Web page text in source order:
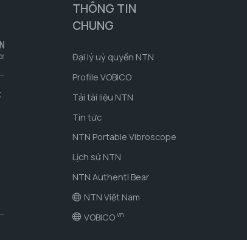
THÔNG TIN
CHUNG
Đại lý uỷ quyền NTN
Profile VOBICO
Tải tài liệu NTN
Tin tức
NTN Portable Vibroscope
Lịch sử NTN
NTN Authenti Bear
NTN Việt Nam
VOBICO.vn